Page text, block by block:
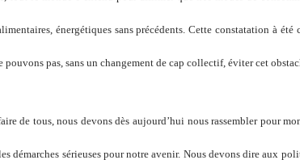
énergétiques sans précédents. Cette constatation à
pas, sans un changement de cap collectif, éviter cet
de tous, nous devons dès aujourd’hui nous rassembler pour
démarches sérieuses pour notre avenir. Nous devons dire aux